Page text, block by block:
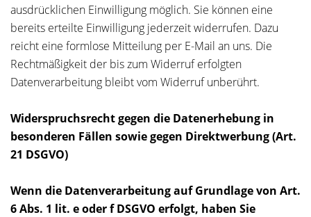
ausdrücklichen Einwilligung möglich. Sie können eine
bereits erteilte Einwilligung jederzeit widerrufen. Dazu
reicht eine formlose Mitteilung per E-Mail an uns. Die
Rechtmäßigkeit der bis zum Widerruf erfolgten
Datenverarbeitung bleibt vom Widerruf unberührt.
Widerspruchsrecht gegen die Datenerhebung in
besonderen Fällen sowie gegen Direktwerbung (Art.
21 DSGVO)
Wenn die Datenverarbeitung auf Grundlage von Art.
6 Abs. 1 lit. e oder f DSGVO erfolgt, haben Sie